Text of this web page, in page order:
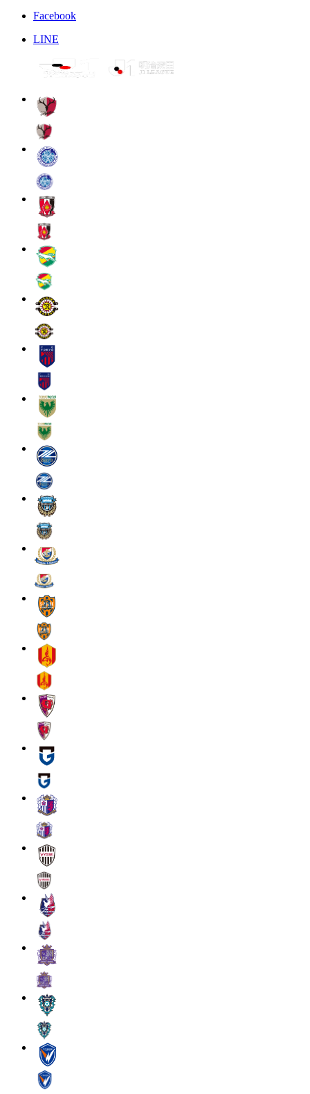
Facebook
LINE